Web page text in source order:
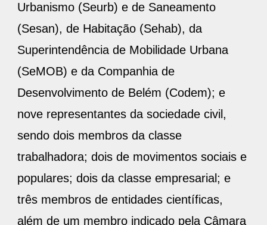
Urbanismo (Seurb) e de Saneamento
(Sesan), de Habitação (Sehab), da
Superintendência de Mobilidade Urbana
(SeMOB) e da Companhia de
Desenvolvimento de Belém (Codem); e
nove representantes da sociedade civil,
sendo dois membros da classe
trabalhadora; dois de movimentos sociais e
populares; dois da classe empresarial; e
três membros de entidades científicas,
além de um membro indicado pela Câmara